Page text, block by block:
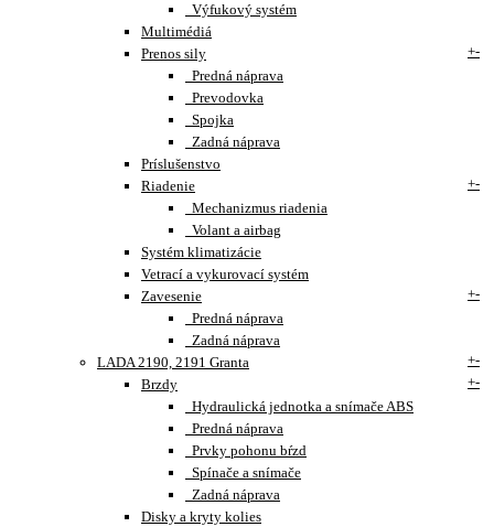
Výfukový systém
Multimédiá
Prenos sily
+-
Predná náprava
Prevodovka
Spojka
Zadná náprava
Príslušenstvo
Riadenie
+-
Mechanizmus riadenia
Volant a airbag
Systém klimatizácie
Vetrací a vykurovací systém
Zavesenie
+-
Predná náprava
Zadná náprava
LADA 2190, 2191 Granta
+-
Brzdy
+-
Hydraulická jednotka a snímače ABS
Predná náprava
Prvky pohonu bŕzd
Spínače a snímače
Zadná náprava
Disky a kryty kolies